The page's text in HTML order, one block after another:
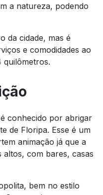
a natureza, podendo
da cidade, mas é
e comodidades ao
quilômetros.
conhecido por abrigar
de Floripa. Esse é um
animação já que a
com bares, casas
bem no estilo